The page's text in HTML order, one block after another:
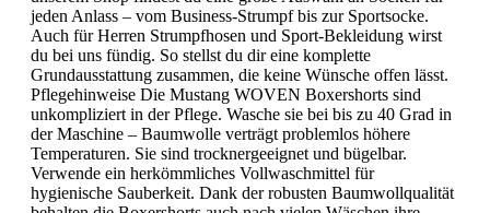
jeden Anlass – vom Business-Strumpf bis zur Sportsocke.
Auch für Herren Strumpfhosen und Sport-Bekleidung wirst
du bei uns fündig. So stellst du dir eine komplette
Grundausstattung zusammen, die keine Wünsche offen lässt.
Pflegehinweise Die Mustang WOVEN Boxershorts sind
unkompliziert in der Pflege. Wasche sie bei bis zu 40 Grad in
der Maschine – Baumwolle verträgt problemlos höhere
Temperaturen. Sie sind trocknergeeignet und bügelbar.
Verwende ein herkömmliches Vollwaschmittel für
hygienische Sauberkeit. Dank der robusten Baumwollqualität